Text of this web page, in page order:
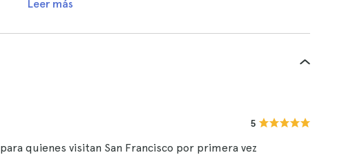
Leer más
5
quienes visitan San Francisco por primera vez